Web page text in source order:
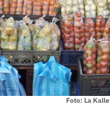
Foto: La Kalle